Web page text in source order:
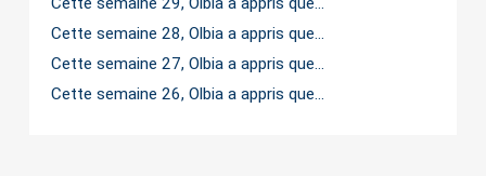
Cette semaine 28, Olbia a appris que…
Cette semaine 27, Olbia a appris que…
Cette semaine 26, Olbia a appris que…